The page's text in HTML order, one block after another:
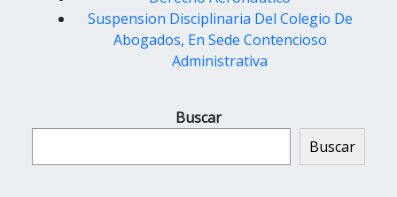
Suspension Disciplinaria Del Colegio De
Abogados, En Sede Contencioso
Administrativa
Buscar
Buscar